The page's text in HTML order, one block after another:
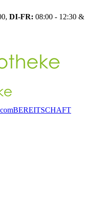
DI-FR: 08:00 - 12:30 &
BEREITSCHAFT